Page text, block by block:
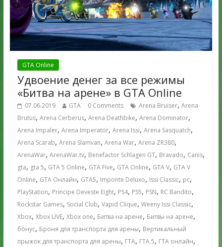
GTA Online
Удвоение денег за все режимы
«Битва на арене» в GTA Online
07.06.2019 GTA 0 Comments Arena Bruiser, Arena
Brutus, Arena Cerberus, Arena Deathbike, Arena Dominator,
Arena Impaler, Arena Imperator, Arena Issi, Arena Sasquatch,
Arena Scarab, Arena Slamvan, Arena War, Arena ZR380,
ArenaWar, ArenaWar.tv, Benefactor Schlagen GT, Bravado, Canis,
gta, gta 5, GTA 5 Online, GTA Five, GTA Online, GTA V, GTA V
Online, GTA Онлайн, GTA5, Imponte Deluxo, Issi Classic, pc,
PlayStation, Principe Deveste Eight, PS4, PS5, PSN, RC Bandito,
Rockstar Games, Social Club, Vapid Clique, Weeny Issi Classic,
Xbox, Xbox LIVE, Xbox one, Битва на арене, Битвы на арене,
бонус, Броня для транспорта для арены, Вертикальный
прыжок для транспорта для арены, ГТА, ГТА 5, ГТА онлайн,